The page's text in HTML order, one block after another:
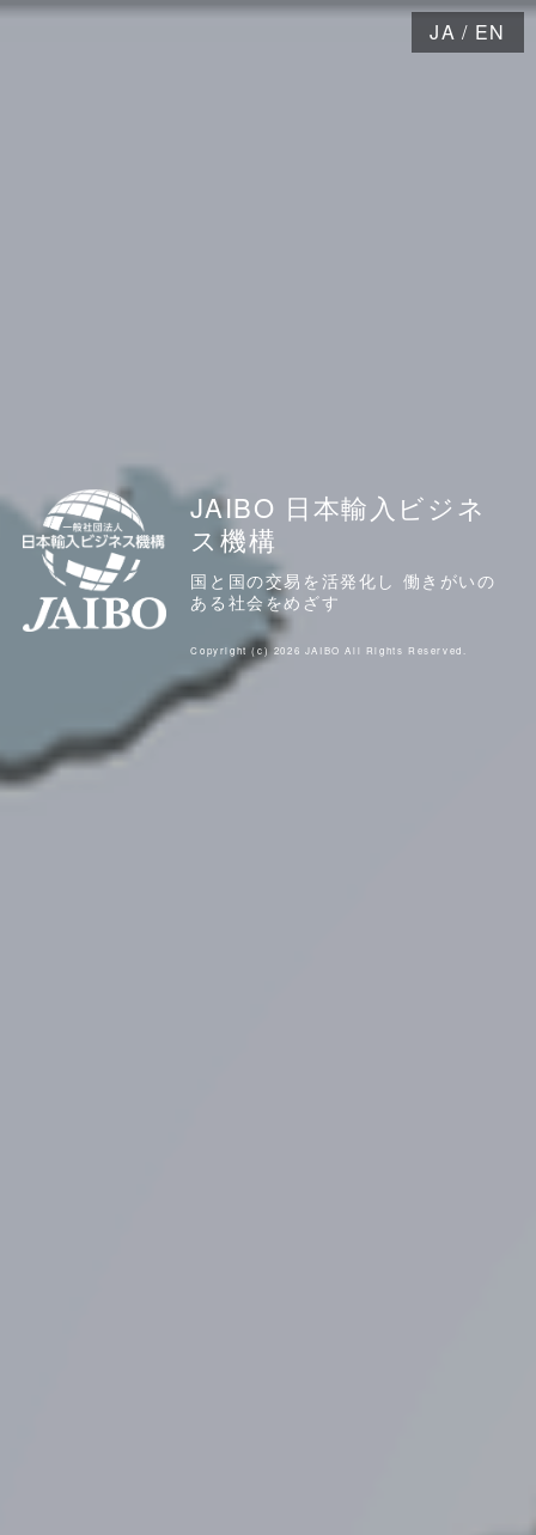
JAIBO 日本輸入ビジネ
ス機構
国と国の交易を活発化し 働きがいの
ある社会をめざす
Copyright (c) 2026 JAIBO All Rights Reserved.
JA / EN